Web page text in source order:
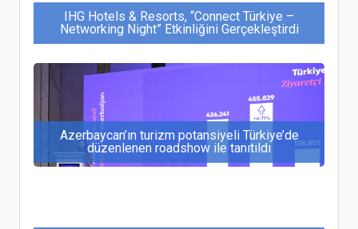
IHG Hotels & Resorts, “Connect Türkiye –
Networking Night” Etkinliğini Gerçekleştirdi
Azerbaycan’ın turizm potansiyeli Türkiye’de
düzenlenen roadshow ile tanıtıldı